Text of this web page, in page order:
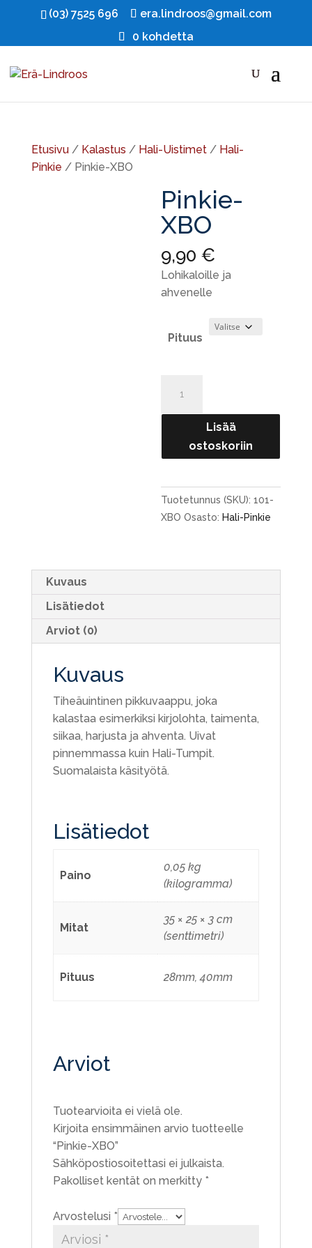
(03) 7525 696
era.lindroos@gmail.com
0 kohdetta
Etusivu/ Kalastus / Hali-Uistimet/ Hali-
Pinkie / Pinkie-XBO
Pinkie-
XBO
9,90€
Lohikaloille ja
ahvenelle
Pituus
XBO
määrä
Lisää
ostoskoriin
Tuotetunnus (SKU):101-
XBO Osasto:Hali-Pinkie
Kuvaus
Lisätiedot
Arviot (0)
Kuvaus
Tiheäuintinen pikkuvaappu, joka
kalastaa esimerkiksi kirjolohta, taimenta,
siikaa, harjusta ja ahventa. Uivat
pinnemmassa kuin Hali-Tumpit.
Suomalaista käsityötä.
Lisätiedot
Paino
0,05 kg
(kilogramma)
Mitat
35 × 25 × 3 cm
(senttimetri)
Pituus 28mm, 40mm
Arviot
Tuotearvioita ei vielä ole.
Kirjoita ensimmäinen arvio tuotteelle
“Pinkie-XBO”
Sähköpostiosoitettasi ei julkaista.
Pakolliset kentät on merkitty *
Arvostelusi *